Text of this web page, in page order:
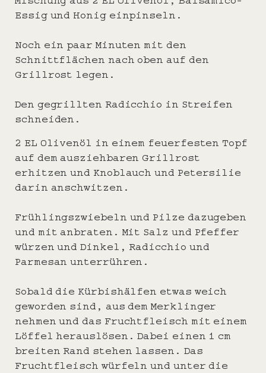
Essig und Honig einpinseln.
Noch ein paar Minuten mit den
Schnittflächen nach oben auf den
Grillrost legen.
Den gegrillten Radicchio in Streifen
schneiden.
2 EL Olivenöl in einem feuerfesten Topf
auf dem ausziehbaren Grillrost
erhitzen und Knoblauch und Petersilie
darin anschwitzen.
Frühlingszwiebeln und Pilze dazugeben
und mit anbraten. Mit Salz und Pfeffer
würzen und Dinkel, Radicchio und
Parmesan unterrühren.
Sobald die Kürbishälfen etwas weich
geworden sind, aus dem Merklinger
nehmen und das Fruchtfleisch mit einem
Löffel herauslösen. Dabei einen 1 cm
breiten Rand stehen lassen. Das
Fruchtfleisch würfeln und unter die